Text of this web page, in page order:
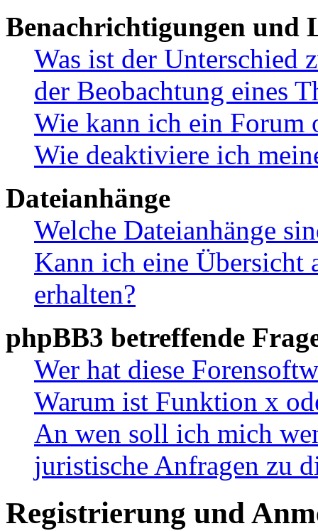
Benachrichtigungen und
Was ist der Unterschied
der Beobachtung eines
Wie kann ich ein Forum
Wie deaktiviere ich
Dateianhänge
Welche Dateianhänge
Kann ich eine Übersicht
erhalten?
phpBB3 betreffende
Wer hat diese
Warum ist Funktion x
An wen soll ich mich
juristische Anfragen zu
Registrierung und